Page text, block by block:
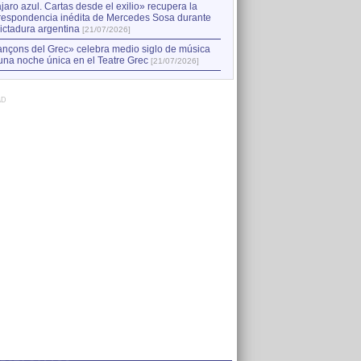
azul. Cartas desde el exilio» recupera la
inédita de Mercedes Sosa durante
argentina [21/07/2026]
del Grec» celebra medio siglo de música
noche única en el Teatre Grec [21/07/2026]